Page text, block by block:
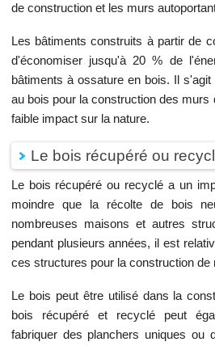
de construction et les murs
Les bâtiments construits à partir de
d'économiser jusqu'à 20 % de
bâtiments à ossature en bois. Il
au bois pour la construction des murs
faible impact sur la nature.
Le bois récupéré ou
Le bois récupéré ou recyclé a un
moindre que la récolte de bois
nombreuses maisons et autres
pendant plusieurs années, il est
ces structures pour la construction de
Le bois peut être utilisé dans la
bois récupéré et recyclé peut
fabriquer des planchers uniques ou